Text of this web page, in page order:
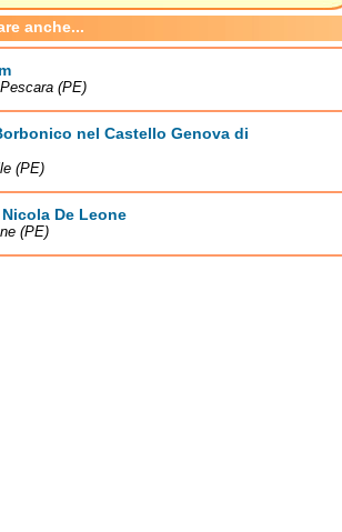
anche...
(PE)
nel Castello Genova di
(PE)
De Leone
(PE)